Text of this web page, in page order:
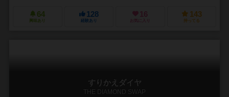
64
興味あり
128
経験あり
16
お気に入り
143
持ってる
すりかえダイヤ
THE DIAMOND SWAP